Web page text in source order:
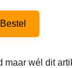
Bestel
maar wél dit